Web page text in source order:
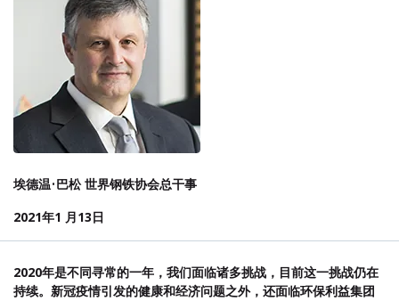
埃德温•巴松 世界钢铁协会总干事
2021年1 月13日
2020年是不同寻常的一年，我们面临诸多挑战，目前这一挑战仍在
持续。新冠疫情引发的健康和经济问题之外，还面临环保利益集团